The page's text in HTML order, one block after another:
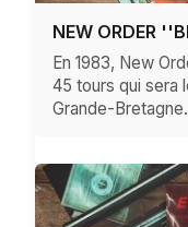
NEW ORDER
En 1983, New
45 tours qui sera
Grande-Bretagne.